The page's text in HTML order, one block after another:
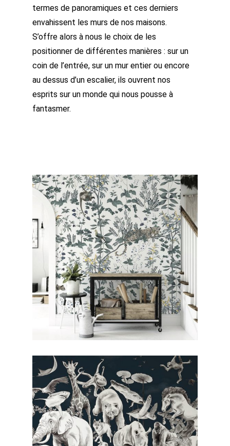
termes de panoramiques et ces derniers
envahissent les murs de nos maisons.
S’offre alors à nous le choix de les
positionner de différentes manières : sur un
coin de l’entrée, sur un mur entier ou encore
au dessus d’un escalier, ils ouvrent nos
esprits sur un monde qui nous pousse à
fantasmer.